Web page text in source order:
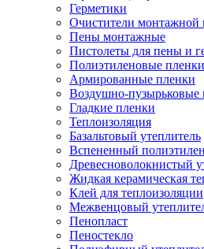
Герметики
Очистители монтажной
Пены монтажные
Пистолеты для пены и
Полиэтиленовые пленки
Армированные пленки
Воздушно-пузырьковые
Гладкие пленки
Теплоизоляция
Базальтовый утеплитель
Вспененный полиэтилен
Древесноволокнистый
Жидкая керамическая
Клей для теплоизоляции
Межвенцовый
Пенопласт
Пеностекло